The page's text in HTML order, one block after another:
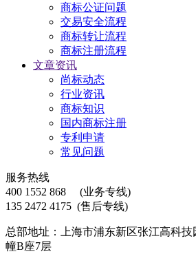
商标公证问题
交易安全流程
商标转让流程
商标注册流程
文章资讯
尚标动态
行业资讯
商标知识
国内商标注册
专利申请
常见问题
服务热线
400 1552 868
(业务专线)
135 2472 4175 (售后专线)
总部地址：上海市浦东新区张江高科技
幢B座7层